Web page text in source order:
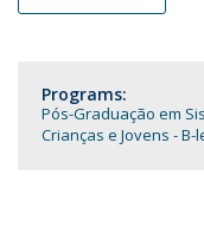
Programs:
Pós-Graduação em
Crianças e Jovens - B-